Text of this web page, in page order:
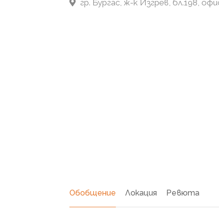
гр. Бургас, ж-к Изгрев, бл.198,
Обобщение Локация Ревюта